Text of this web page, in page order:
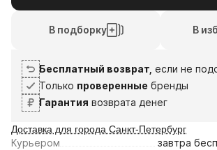
В подборку В
Бесплатный возврат, если не
Только проверенные бренды
Гарантия возврата денег
Доставка для города Санкт-Петербург
Курьером завтра